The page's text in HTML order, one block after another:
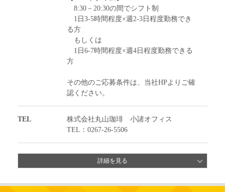
8:30－20:30の間でシフト制
1日3-5時間程度×週2-3日程度勤務でき
る方
もしくは
1日6-7時間程度×週4日程度勤務できる
方
その他のご応募条件は、当社HPよりご確
認ください。
TEL
株式会社丸山珈琲 小諸オフィス
TEL：0267-26-5506
詳細を見る